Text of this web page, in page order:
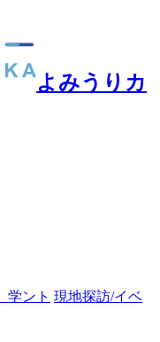
よみうりカ
ント 現地探訪/イベ